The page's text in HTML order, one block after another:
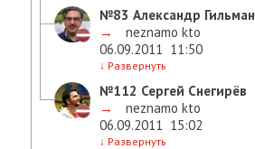
№83 Александр Гильман
→
neznamo kto
06.09.2011 11:50
↓ Развернуть
№112 Сергей Снегирёв
→
neznamo kto
06.09.2011 15:02
↓ Развернуть